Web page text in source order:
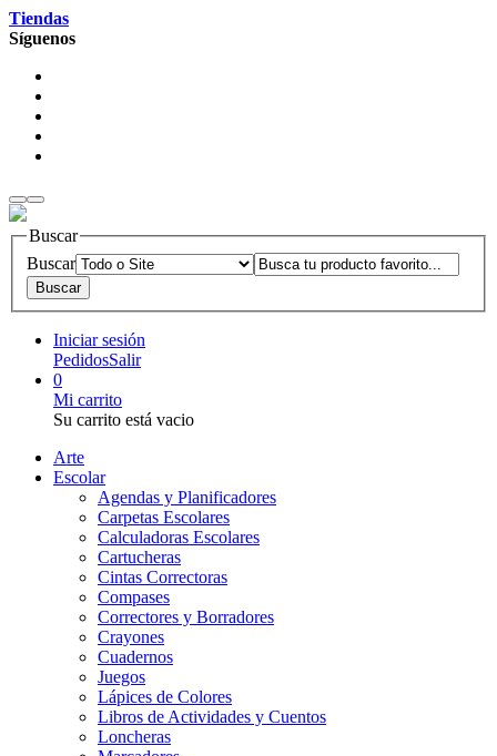
Tiendas
Síguenos
Buscar
Buscar
Iniciar sesión
PedidosSalir
0
Mi carrito
Su carrito está vacio
Arte
Escolar
Agendas y Planificadores
Carpetas Escolares
Calculadoras Escolares
Cartucheras
Cintas Correctoras
Compases
Correctores y Borradores
Crayones
Cuadernos
Juegos
Lápices de Colores
Libros de Actividades y Cuentos
Loncheras